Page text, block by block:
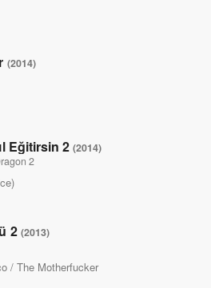
(2014)
Eğitirsin 2(2014)
2
2 (2013)
/ The Motherfucker